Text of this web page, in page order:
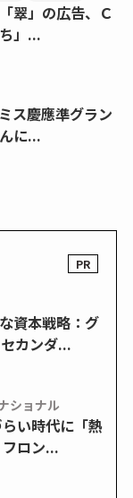
翠」の広告、Ｃ
」...
ス慶應準グラン
に...
資本戦略：グ
カンダ...
ショナル
い時代に「熱
ロン...